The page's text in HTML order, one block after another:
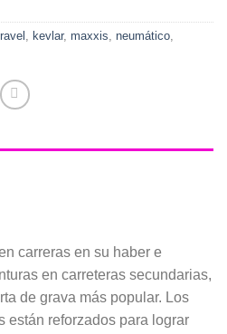
, kevlar, maxxis, neumático,
carreras en su haber e
en carreteras secundarias,
de grava más popular. Los
están reforzados para lograr